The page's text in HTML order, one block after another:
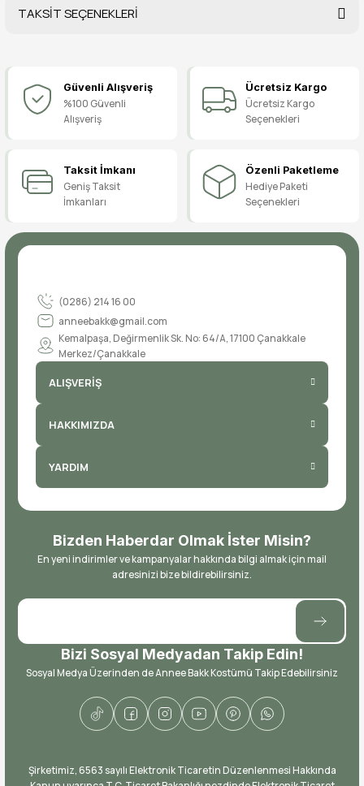
Yorum Yaz
TAKSİT SEÇENEKLERİ
Güvenli Alışveriş
%100 Güvenli
Alışveriş
Ücretsiz Kargo
Ücretsiz Kargo
Seçenekleri
Taksit İmkanı
Geniş Taksit
İmkanları
Özenli Paketleme
Hediye Paketi
Seçenekleri
(0286) 214 16 00
anneebakk@gmail.com
Kemalpaşa, Değirmenlik Sk. No: 64/A, 17100 Çanakkale
Merkez/Çanakkale
ALIŞVERİŞ
HAKKIMIZDA
YARDIM
Bizden Haberdar Olmak İster Misin?
En yeni indirimler ve kampanyalar hakkında bilgi almak için mail
adresinizi bize bildirebilirsiniz.
Bizi Sosyal Medyadan Takip Edin!
Sosyal Medya Üzerinden de Annee Bakk Kostümü Takip Edebilirsiniz
​Şirketimiz, 6563 sayılı Elektronik Ticaretin Düzenlenmesi Hakkında